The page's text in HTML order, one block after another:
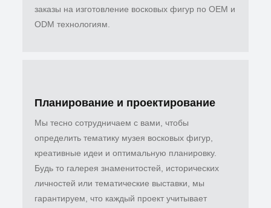
заказы на изготовление восковых фигур по OEM и
ODM технологиям.
Планирование и проектирование
Мы тесно сотрудничаем с вами, чтобы
определить тематику музея восковых фигур,
креативные идеи и оптимальную планировку.
Будь то галерея знаменитостей, исторических
личностей или тематические выставки, мы
гарантируем, что каждый проект учитывает